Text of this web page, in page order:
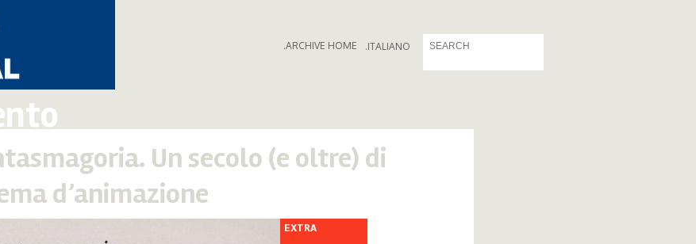
.ITALIANO
.ARCHIVE HOME
Un secolo (e oltre) di
d’animazione
EXTRA